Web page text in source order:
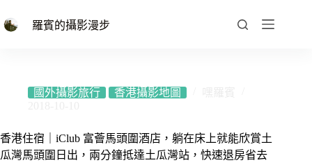
至
羅賓的攝影漫步
國外攝影旅行 香港攝影地圖
香港住宿｜iClub 富薈馬頭圍酒店，躺在床上就能欣賞土
瓜灣馬頭圍日出，兩分鐘抵達土瓜灣站，快速退房省去